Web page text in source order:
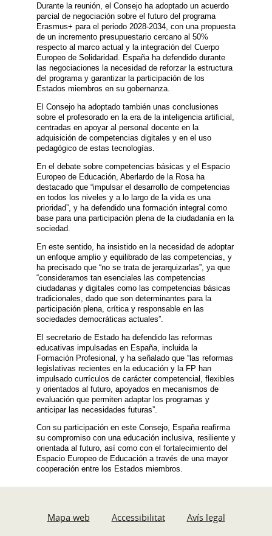
Durante la reunión, el Consejo ha adoptado un acuerdo
parcial de negociación sobre el futuro del programa
Erasmus+ para el periodo 2028-2034, con una propuesta
de un incremento presupuestario cercano al 50%
respecto al marco actual y la integración del Cuerpo
Europeo de Solidaridad. España ha defendido durante
las negociaciones la necesidad de reforzar la estructura
del programa y garantizar la participación de los
Estados miembros en su gobernanza.
El Consejo ha adoptado también unas conclusiones
sobre el profesorado en la era de la inteligencia artificial,
centradas en apoyar al personal docente en la
adquisición de competencias digitales y en el uso
pedagógico de estas tecnologías.
En el debate sobre competencias básicas y el Espacio
Europeo de Educación, Aberlardo de la Rosa ha
destacado que “impulsar el desarrollo de competencias
en todos los niveles y a lo largo de la vida es una
prioridad”, y ha defendido una formación integral como
base para una participación plena de la ciudadanía en la
sociedad.
En este sentido, ha insistido en la necesidad de adoptar
un enfoque amplio y equilibrado de las competencias, y
ha precisado que “no se trata de jerarquizarlas”, ya que
“consideramos tan esenciales las competencias
ciudadanas y digitales como las competencias básicas
tradicionales, dado que son determinantes para la
participación plena, crítica y responsable en las
sociedades democráticas actuales”.
El secretario de Estado ha defendido las reformas
educativas impulsadas en España, incluida la
Formación Profesional, y ha señalado que “las reformas
legislativas recientes en la educación y la FP han
impulsado currículos de carácter competencial, flexibles
y orientados al futuro, apoyados en mecanismos de
evaluación que permiten adaptar los programas y
anticipar las necesidades futuras”.
Con su participación en este Consejo, España reafirma
su compromiso con una educación inclusiva, resiliente y
orientada al futuro, así como con el fortalecimiento del
Espacio Europeo de Educación a través de una mayor
cooperación entre los Estados miembros.
Mapa web Accessibilitat Avís legal